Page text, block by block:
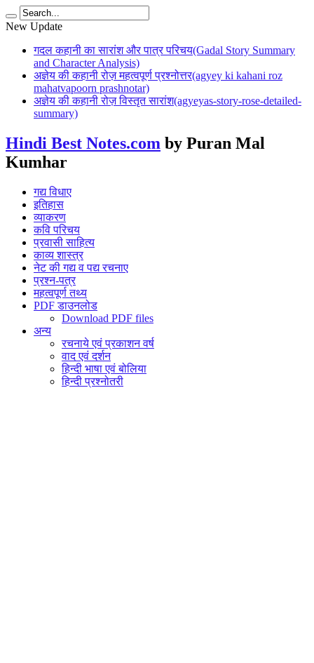
New Update
गदल कहानी का सारांश और पात्र परिचय(Gadal Story Summary
and Character Analysis)
अज्ञेय की कहानी रोज़ महत्वपूर्ण प्रश्नोत्तर(agyey ki kahani roz
mahatvapoorn prashnotar)
अज्ञेय की कहानी रोज़ विस्तृत सारांश(agyeyas-story-rose-detailed-
summary)
Hindi Best Notes.com by Puran Mal
Kumhar
गद्य विधाए
इतिहास
व्याकरण
कवि परिचय
प्रवासी साहित्य
काव्य शास्त्र
नेट की गद्य व पद्य रचनाए
प्रश्न-पत्र
महत्वपूर्ण तथ्य
PDF डाउनलोड
Download PDF files
अन्य
रचनाये एवं प्रकाशन वर्ष
वाद एवं दर्शन
हिन्दी भाषा एवं बोलिया
हिन्दी प्रश्नोतरी